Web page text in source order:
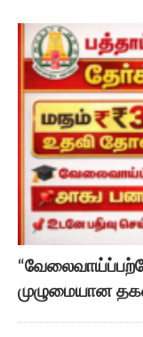
முழுமையான